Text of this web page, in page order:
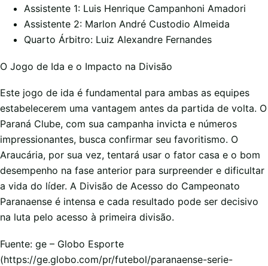
Assistente 1: Luis Henrique Campanhoni Amadori
Assistente 2: Marlon André Custodio Almeida
Quarto Árbitro: Luiz Alexandre Fernandes
O Jogo de Ida e o Impacto na Divisão
Este jogo de ida é fundamental para ambas as equipes
estabelecerem uma vantagem antes da partida de volta. O
Paraná Clube, com sua campanha invicta e números
impressionantes, busca confirmar seu favoritismo. O
Araucária, por sua vez, tentará usar o fator casa e o bom
desempenho na fase anterior para surpreender e dificultar
a vida do líder. A Divisão de Acesso do Campeonato
Paranaense é intensa e cada resultado pode ser decisivo
na luta pelo acesso à primeira divisão.
Fuente: ge – Globo Esporte
(https://ge.globo.com/pr/futebol/paranaense-serie-